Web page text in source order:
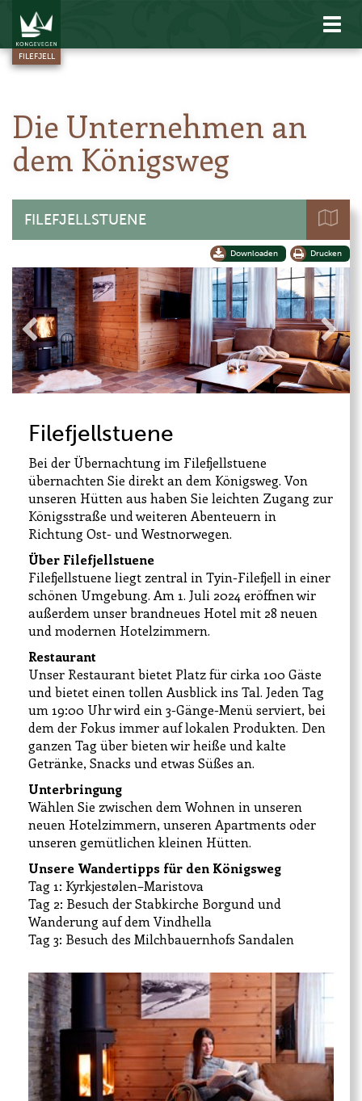
FILEFJELL
Die Unternehmen an
dem Königsweg
FILEFJELLSTUENE
Drucken
Downloaden
Filefjellstuene
Bei der Übernachtung im Filefjellstuene
übernachten Sie direkt an dem Königsweg. Von
unseren Hütten aus haben Sie leichten Zugang zur
Königsstraße und weiteren Abenteuern in
Richtung Ost- und Westnorwegen.
Über Filefjellstuene
Filefjellstuene liegt zentral in Tyin-Filefjell in einer
schönen Umgebung. Am 1. Juli 2024 eröffnen wir
außerdem unser brandneues Hotel mit 28 neuen
und modernen Hotelzimmern.
Restaurant
Unser Restaurant bietet Platz für cirka 100 Gäste
und bietet einen tollen Ausblick ins Tal. Jeden Tag
um 19:00 Uhr wird ein 3-Gänge-Menü serviert, bei
dem der Fokus immer auf lokalen Produkten. Den
ganzen Tag über bieten wir heiße und kalte
Getränke, Snacks und etwas Süßes an.
Unterbringung
Wählen Sie zwischen dem Wohnen in unseren
neuen Hotelzimmern, unseren Apartments oder
unseren gemütlichen kleinen Hütten.
Unsere Wandertipps für den Königsweg
Tag 1: Kyrkjestølen–Maristova
Tag 2: Besuch der Stabkirche Borgund und
Wanderung auf dem Vindhella
Tag 3: Besuch des Milchbauernhofs Sandalen
+
-